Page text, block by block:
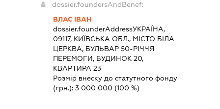
dossier.foundersAndBenef:
ВЛАС ІВАН
dossier.founderAddressУКРАЇНА,
09117, КИЇВСЬКА ОБЛ., МІСТО БІЛА
ЦЕРКВА, БУЛЬВАР 50-РІЧЧЯ
ПЕРЕМОГИ, БУДИНОК 20,
КВАРТИРА 23
Розмір внеску до статутного фонду
(грн.):3 000 000 (100 %)